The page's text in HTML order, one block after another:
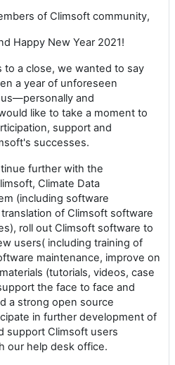
of Climsoft community,
Happy New Year 2021!
to a close, we wanted to say
a year of unforeseen
and
like to take a moment to
support and
successes.
further with the
Climate Data
(including software
of Climsoft software
roll out Climsoft software to
users( including training of
maintenance, improve on
(tutorials, videos, case
the face to face and
a strong open source
in further development of
support Climsoft users
our help desk office.